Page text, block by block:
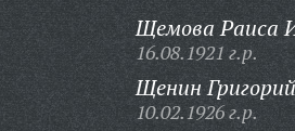
Щемова Раиса
16.08.1921 г.р.
Щенин
10.02.1926 г.р.